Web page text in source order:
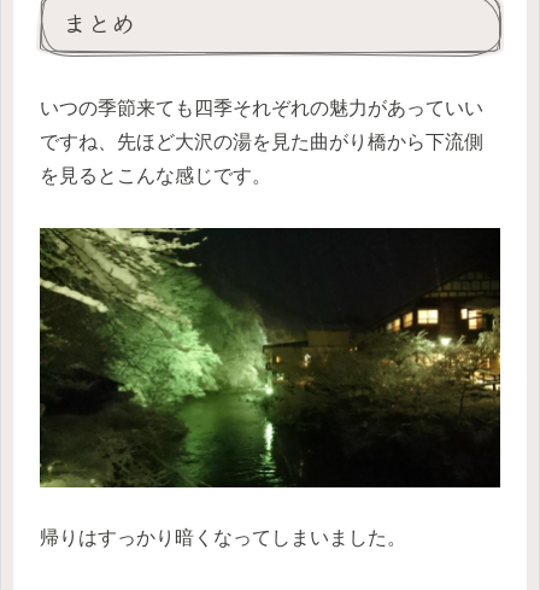
まとめ
いつの季節来ても四季それぞれの魅力があっていい
ですね、先ほど大沢の湯を見た曲がり橋から下流側
を見るとこんな感じです。
帰りはすっかり暗くなってしまいました。